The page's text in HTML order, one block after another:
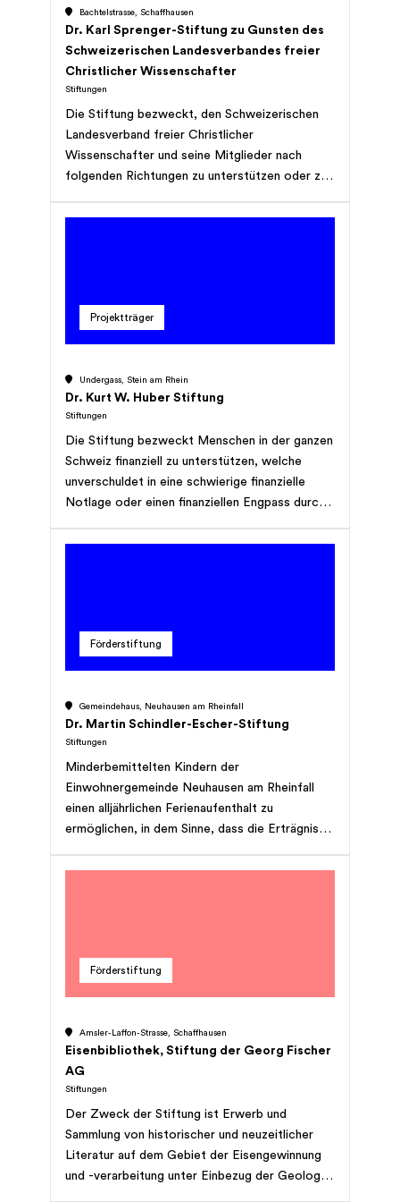
Bachtelstrasse, Schaffhausen
Dr. Karl Sprenger-Stiftung zu Gunsten des
Schweizerischen Landesverbandes freier
Christlicher Wissenschafter
Stiftungen
Die Stiftung bezweckt, den Schweizerischen
Landesverband freier Christlicher
Wissenschafter und seine Mitglieder nach
folgenden Richtungen zu unterstützen oder zu
aller freien christlichen Wissenschafter im
Mitglieder und Freunde, die sich besonders
Projektträger
Undergass, Stein am Rhein
Dr. Kurt W. Huber Stiftung
Stiftungen
Die Stiftung bezweckt Menschen in der ganzen
Schweiz finanziell zu unterstützen, welche
unverschuldet in eine schwierige finanzielle
Notlage oder einen finanziellen Engpass durch
Naturereignisse geraten sind. Anstelle einer
die Stiftung die Ausbildung von Kindern und
dem Stifter ein Anliegen, Bergbauern in
schwierigen finanziellen Verhältnissen mit
Beiträgen zu unterstützen, damit diese eine
nachhaltige Bewirtschaftung ihrer Bauernhöfe
resp. Alpweiden vornehmen können. Spenden
und Unterstützungsgelder sollten, wenn immer
möglich an die Direktbetroffenen gehen und
nicht an gemeinnützige Organisationen mit
Verwaltungsaufwand. Keinesfalls sollen
Organisationen fliessen. Die Stiftung hat keinen
Erwerbszweck und erstrebt keinen Gewinn.
[Vollständige Wiedergabe des ansonsten
Förderstiftung
Gemeindehaus, Neuhausen am Rheinfall
Dr. Martin Schindler-Escher-Stiftung
Stiftungen
Minderbemittelten Kindern der
Einwohnergemeinde Neuhausen am Rheinfall
einen alljährlichen Ferienaufenthalt zu
ermöglichen, in dem Sinne, dass die Erträgnisse
Förderstiftung
Amsler-Laffon-Strasse, Schaffhausen
Eisenbibliothek, Stiftung der Georg Fischer
AG
Stiftungen
Der Zweck der Stiftung ist Erwerb und
Sammlung von historischer und neuzeitlicher
Literatur auf dem Gebiet der Eisengewinnung
und -verarbeitung unter Einbezug der Geologie,